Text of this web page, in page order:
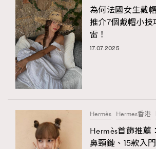
玩物壯志 1
nmg.com.hk/privacy) 閱讀本公司的私
本人願意接收新傳媒集團的最新消息及其
新傳媒集團使用本人的個人資料於任
為何法國女生戴
推介7個戴帽小技
雷！
17.07.2025
Hermès Hermes香港
Hermès首飾推薦
鼻頸鏈、15款入